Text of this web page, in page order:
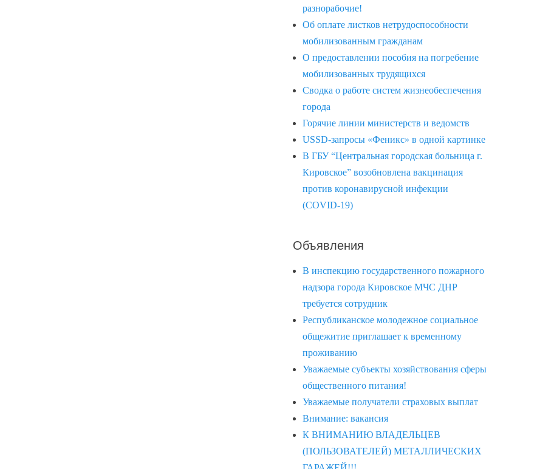
разнорабочие!
Об оплате листков нетрудоспособности
мобилизованным гражданам
О предоставлении пособия на погребение
мобилизованных трудящихся
Сводка о работе систем жизнеобеспечения
города
Горячие линии министерств и ведомств
USSD-запросы «Феникс» в одной картинке
В ГБУ “Центральная городская больница г.
Кировское” возобновлена вакцинация
против коронавирусной инфекции
(COVID-19)
Объявления
В инспекцию государственного пожарного
надзора города Кировское МЧС ДНР
требуется сотрудник
Республиканское молодежное социальное
общежитие приглашает к временному
проживанию
Уважаемые субъекты хозяйствования сферы
общественного питания!
Уважаемые получатели страховых выплат
Внимание: вакансия
К ВНИМАНИЮ ВЛАДЕЛЬЦЕВ
(ПОЛЬЗОВАТЕЛЕЙ) МЕТАЛЛИЧЕСКИХ